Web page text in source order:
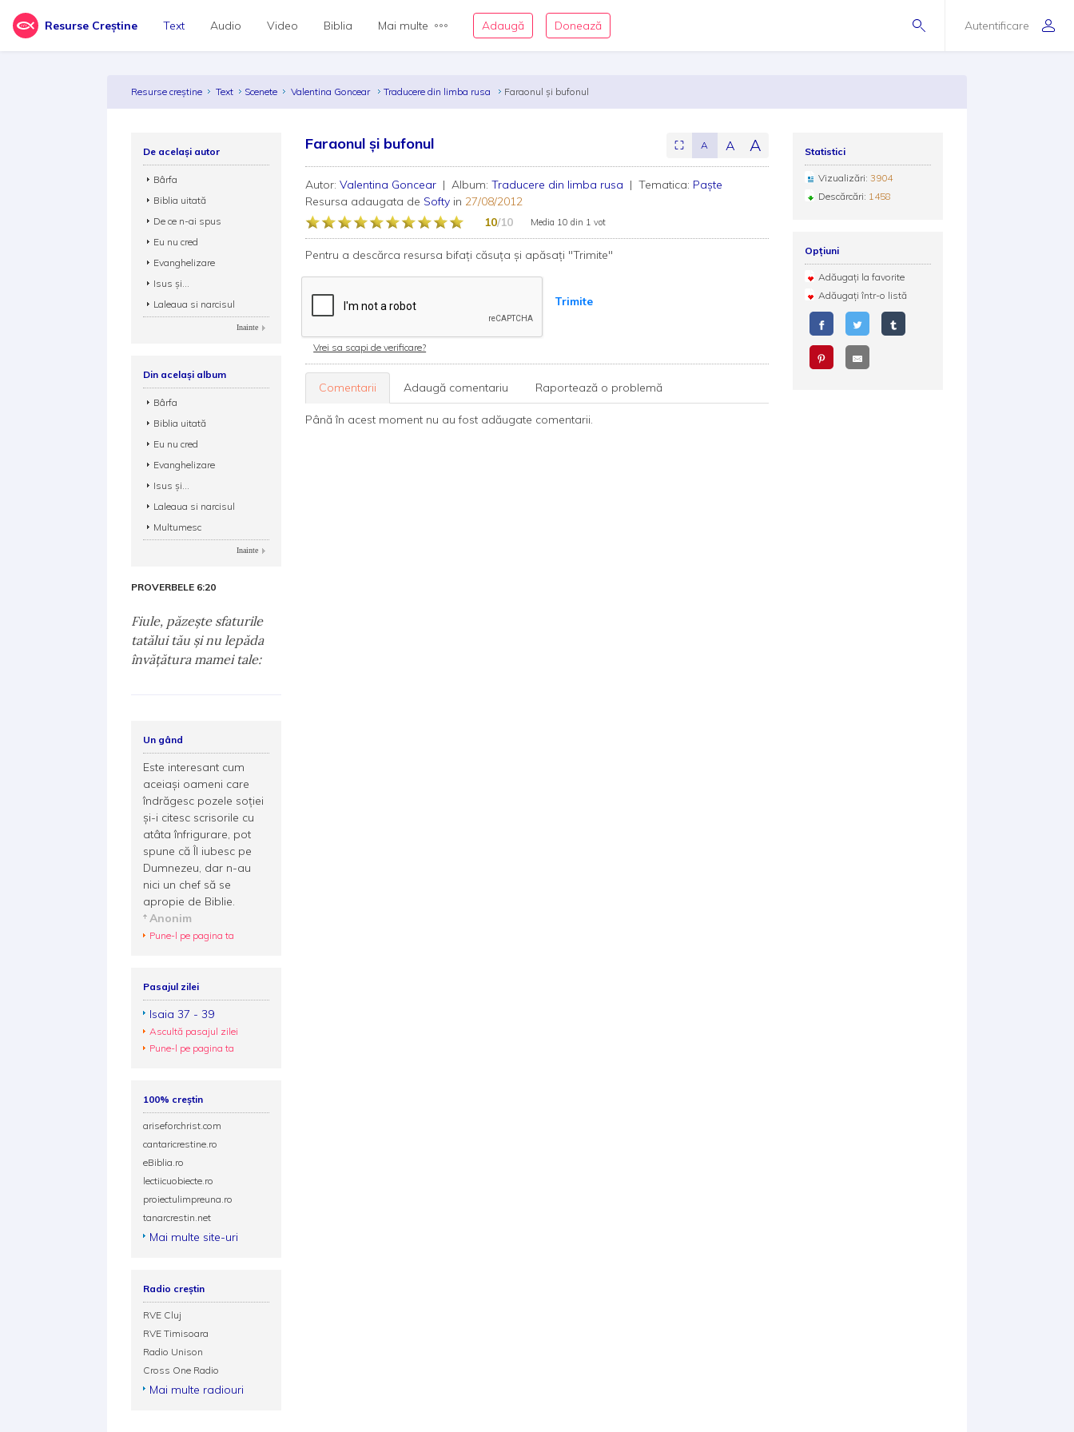
Resurse Creștine Autentificare
Text Audio Video Biblia Mai multe Adaugă Donează
Resurse creștine Text Scenete Valentina Goncear Traducere din limba rusa Faraonul și bufonul
Faraonul și bufonul ⛶ A A A
Autor:Valentina Goncear | Album:Traducere din limba rusa | Tematica: Paște
Resursa adaugata de Softy in 27/08/2012
10/10 Media 10 din 1 vot
Pentru a descărca resursa bifați căsuța și apăsați "Trimite"
Trimite
Vrei sa scapi de verificare?
Comentarii Adaugă comentariu Raportează o problemă
Până în acest moment nu au fost adăugate comentarii.
Statistici
Vizualizări: 3904
Descărcări: 1458
Opțiuni
Adăugați la favorite
Adăugați într-o listă
De același autor
Bârfa
Biblia uitată
De ce n-ai spus
Eu nu cred
Evanghelizare
Isus și...
Laleaua si narcisul
Inainte
Din același album
Bârfa
Biblia uitată
Eu nu cred
Evanghelizare
Isus și...
Laleaua si narcisul
Multumesc
Inainte
PROVERBELE 6:20
Fiule, păzeşte sfaturile
tatălui tău şi nu lepăda
învăţătura mamei tale:
Un gând
Este interesant cum
aceiaşi oameni care
îndrăgesc pozele soţiei
şi-i citesc scrisorile cu
atâta înfrigurare, pot
spune că Îl iubesc pe
Dumnezeu, dar n-au
nici un chef să se
apropie de Biblie.
Anonim
Pune-l pe pagina ta
Pasajul zilei
Isaia 37 - 39
Ascultă pasajul zilei
Pune-l pe pagina ta
100% creștin
ariseforchrist.com
cantaricrestine.ro
eBiblia.ro
lectiicuobiecte.ro
proiectulimpreuna.ro
tanarcrestin.net
Mai multe site-uri
Radio creștin
RVE Cluj
RVE Timisoara
Radio Unison
Cross One Radio
Mai multe radiouri